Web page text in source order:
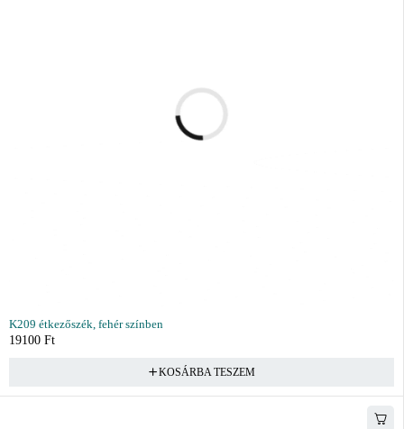
K209 étkezőszék, fehér színben
19100 Ft
KOSÁRBA TESZEM